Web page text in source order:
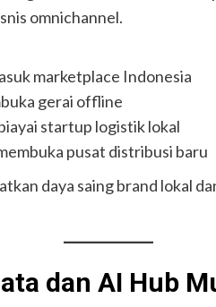
omnichannel.
marketplace Indonesia
gerai offline
startup logistik lokal
pusat distribusi baru
daya saing brand lokal
dan AI Hub